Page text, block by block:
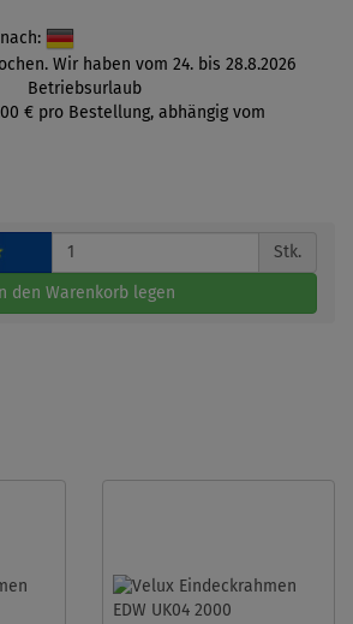
Wir haben vom 24. bis 28.8.2026
Betriebsurlaub
€ pro Bestellung, abhängig vom
Stk.
den Warenkorb legen